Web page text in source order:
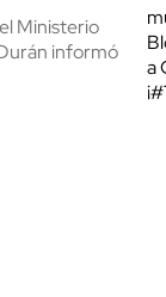
Ministerio
informó
a